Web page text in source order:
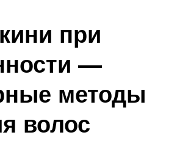
при
—
методы
волос